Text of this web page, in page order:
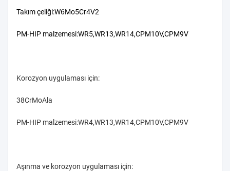
Takım çeliği:W6Mo5Cr4V2
PM-HIP malzemesi:WR5,WR13,WR14,CPM10V,CPM9V
Korozyon uygulaması için:
38CrMoAla
PM-HIP malzemesi:WR4,WR13,WR14,CPM10V,CPM9V
Aşınma ve korozyon uygulaması için: